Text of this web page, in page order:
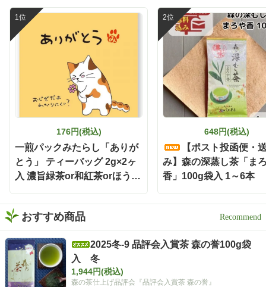
176円(税込)
一煎パックみたらし「ありが
とう」 ティーバッグ 2g×2ヶ
入 濃旨緑茶or和紅茶orほうじ
648円(税込)
【ポスト投函便・
み】森の深蒸し茶「ま
香」100g袋入 1～6本
おすすめ商品
2025冬-9 品評会入賞茶 森の誉100g袋
入 冬
1,944円(税込)
森の茶仕上げ品評会『品評会入賞茶 森の誉』